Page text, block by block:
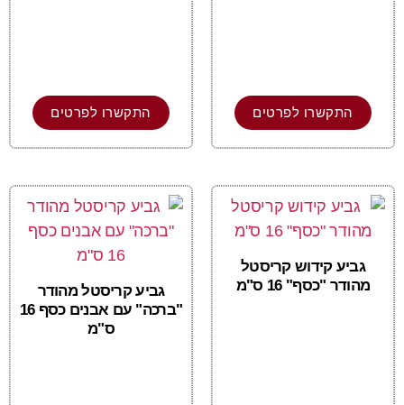
התקשרו לפרטים התקשרו לפרטים
גביע קידוש קריסטל
מהודר "כסף" 16 ס"מ
גביע קריסטל מהודר
"ברכה" עם אבנים כסף 16
ס"מ